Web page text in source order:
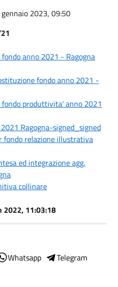
gennaio 2023, 09:50
anno 2021 - Ragogna
fondo anno 2021 -
produttivita' anno 2021
Ragogna-signed_signed
fondo relazione illustrativa
ed integrazione agg.
collinare
2022, 11:03:18
Whatsapp
Telegram